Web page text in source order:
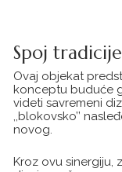
Spoj
Ovaj objekat
konceptu buduće
videti savremeni
,,blokovsko’’
novog.
Kroz ovu sinergiju,